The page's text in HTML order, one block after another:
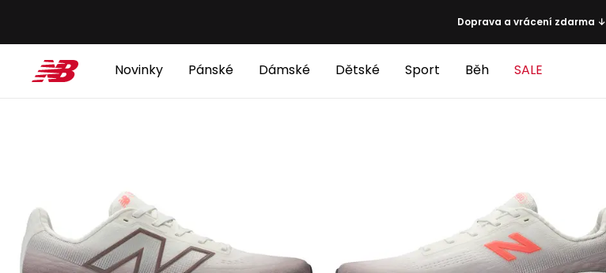
Doprava a vrácení zdarma ↓
Novinky Pánské Dámské Dětské Sport Běh SALE